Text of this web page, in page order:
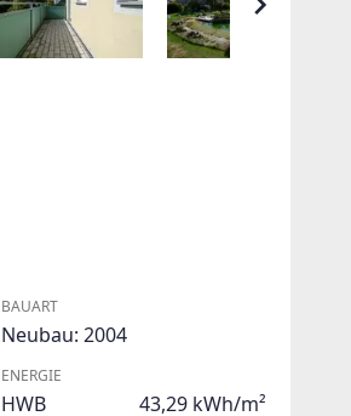
BAUART
Neubau: 2004
ENERGIE
HWB
43,29 kWh/m²